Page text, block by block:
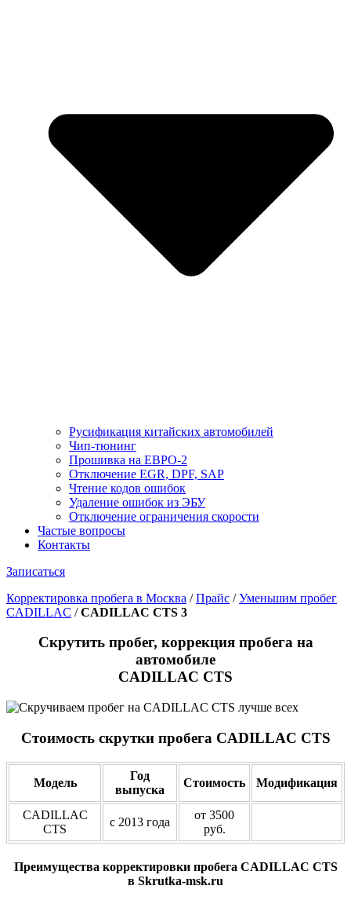
Русификация китайских автомобилей
Чип-тюнинг
Прошивка на ЕВРО-2
Отключение EGR, DPF, SAP
Чтение кодов ошибок
Удаление ошибок из ЭБУ
Отключение ограничения скорости
Частые вопросы
Контакты
Записаться
Корректировка пробега в Москва /Прайс /Уменьшим пробег
CADILLAC /CADILLAC CTS 3
Скрутить пробег, коррекция пробега на
автомобиле
CADILLAC CTS
Стоимость скрутки пробега CADILLAC CTS
Модель
Год
выпуска
Стоимость Модификация
CADILLAC
CTS
с 2013 года
от 3500
руб.
Преимущества корректировки пробега CADILLAC CTS
в Skrutka-msk.ru